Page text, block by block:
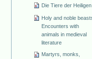
Die Tiere der Heiligen
Holy and noble
Encounters with
animals in medieval
literature
Martyrs, monks,